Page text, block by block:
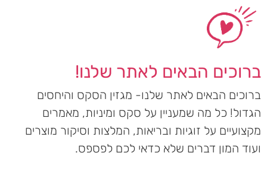
ברוכים הבאים לאתר שלנו!
ברוכים הבאים לאתר שלנו- מגזין הסקס והיחסים
הגדול! כל מה שמעניין על סקס ומיניות, מאמרים
מקצועיים על זוגיות ובריאות, המלצות וסיקור מוצרים
ועוד המון דברים שלא כדאי לכם לפספס.